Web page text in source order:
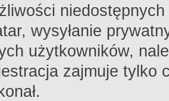
wysyłanie
użytkowników,
zajmuje tylko